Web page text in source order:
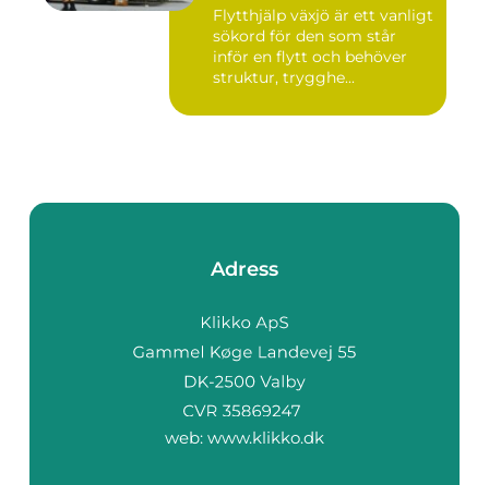
Flytthjälp växjö är ett vanligt
sökord för den som står
inför en flytt och behöver
struktur, trygghe...
Adress
web: www.klikko.dk